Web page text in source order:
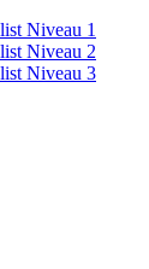
Niveau 1
Niveau 2
Niveau 3